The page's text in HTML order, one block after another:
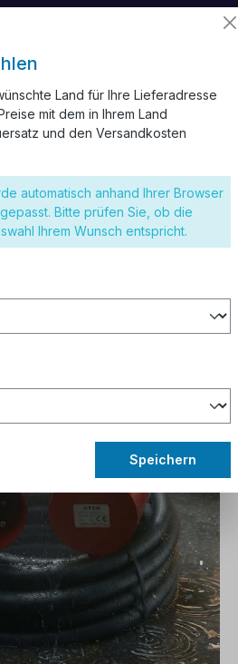
Baustelle – 16A vs 32A
CEE
vs 32A
Land für Ihre Lieferadresse
mit dem in Ihrem Land
und den Versandkosten
automatisch anhand Ihrer Browser
Bitte prüfen Sie, ob die
Ihrem Wunsch entspricht.
Speichern